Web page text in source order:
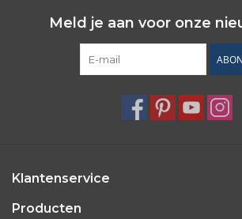
Meld je aan voor onze
Klantenservice
Producten